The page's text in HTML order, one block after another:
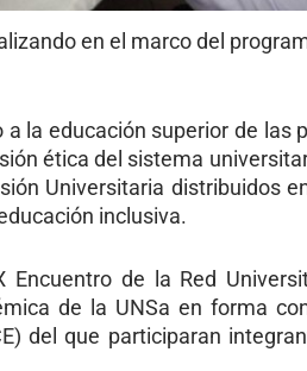
en el marco del
la educación superior de las
ética del sistema
Universitaria distribuidos
inclusiva.
de la Red
de la UNSa en forma
del que participaran